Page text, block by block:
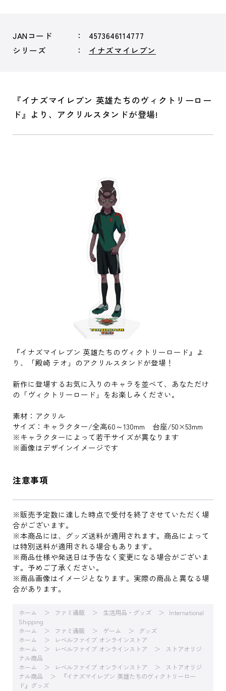
JANコード
4573646114777
シリーズ
イナズマイレブン
『イナズマイレブン 英雄たちのヴィクトリーロー
ド』より、アクリルスタンドが登場!
『イナズマイレブン 英雄たちのヴィクトリーロード』よ
り、「殿崎 テオ」のアクリルスタンドが登場！
新作に登場するお気に入りのキャラを並べて、あなただけ
の「ヴィクトリーロード」をお楽しみください。
素材：アクリル
サイズ：キャラクター/全高60～130mm 台座/50×53mm
※キャラクターによって若干サイズが異なります
※画像はデザインイメージです
注意事項
※販売予定数に達した時点で受付を終了させていただく場
合がございます。
※本商品には、グッズ送料が適用されます。商品によって
は特別送料が適用される場合もあります。
※商品仕様や発送日は予告なく変更になる場合がございま
す。予めご了承ください。
※商品画像はイメージとなります。実際の商品と異なる場
合があります。
ホーム ファミ通販 生活用品・グッズ
International
Shipping
ホーム
ファミ通販 ゲーム
グッズ
ホーム
レベルファイブ オンラインストア
ホーム
レベルファイブ オンラインストア
ストアオリジ
ナル商品
ホーム
レベルファイブ オンラインストア
ストアオリジ
ナル商品
『イナズマイレブン 英雄たちのヴィクトリーロー
ド』グッズ